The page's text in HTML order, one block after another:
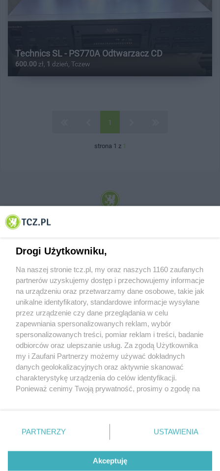
Technics SL - PS770A Odtwarzacz CD
600.00 zł, 1 dzień, Tczew
1
strona 1 z 1
© 2001-2026 Tczew - TCZ.PL Sp. z o.o. Internetowy Serwis Informacyjny Miasta
O FIRMIE POLITYKA PRYWATNOŚCI HOSTING
REKLAMA WSPÓŁPRACA RSS FACEBOOK KONTAKT
Nasze serwisy
Aktualności
Tcz24
Historia miasta
Muzyka i kultura
Archiwum wydarzeń
Zdjęcia miasta
Drogi Użytkowniku,
Na naszej stronie tcz.pl, my oraz naszych 1160 zaufanych
partnerów uzyskujemy dostęp i przechowujemy informacje
na urządzeniu oraz przetwarzamy dane osobowe, takie jak
unikalne identyfikatory, standardowe informacje wysyłane
przez urządzenie czy dane przeglądania w celu
zapewniania spersonalizowanych reklam, wybór
spersonalizowanych treści, pomiar reklam i treści, badanie
odbiorców oraz ulepszanie usług. Za zgodą Użytkownika
my i Zaufani Partnerzy możemy używać dokładnych
danych geolokalizacyjnych oraz aktywnie skanować
charakterystykę urządzenia do celów identyfikacji.
Ponieważ cenimy Twoją prywatność, prosimy o zgodę na
znajdujący się w lewym dolnym rogu strony
. Niektóre
przetwarzaniu. Preferencje będą miały zastosowania tylko
PARTNERZY USTAWIENIA
Akceptuję